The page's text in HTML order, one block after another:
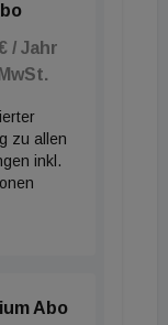
Nur
selbst als gut
informiert
assoziiert. In
/ Jahr
zu allen
inkl.
Abo